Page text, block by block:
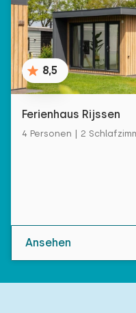
8,5
Ferienhaus Rijssen
4 Personen | 2
Ansehen